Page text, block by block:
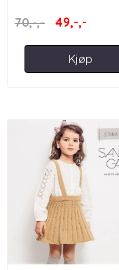
70,-,- 49,-,-
Kjøp